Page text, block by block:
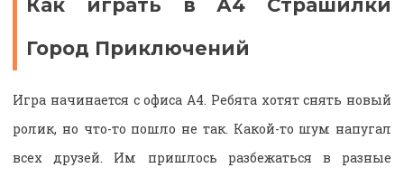
Как играть в А4 Страшилки
Город Приключений
Игра начинается с офиса А4. Ребята хотят снять новый
ролик, но что-то пошло не так. Какой-то шум напугал
всех друзей. Им пришлось разбежаться в разные